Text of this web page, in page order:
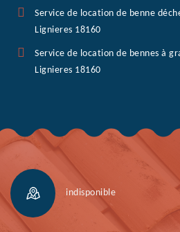
Service de location de benne
Lignieres 18160
Service de location de bennes à
Lignieres 18160
indisponible